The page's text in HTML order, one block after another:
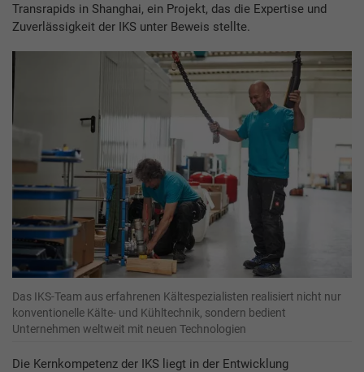
Transrapids in Shanghai, ein Projekt, das die Expertise und
Zuverlässigkeit der IKS unter Beweis stellte.
Das IKS-Team aus erfahrenen Kältespezialisten realisiert nicht nur
konventionelle Kälte- und Kühltechnik, sondern bedient
Unternehmen weltweit mit neuen Technologien
Die Kernkompetenz der IKS liegt in der Entwicklung